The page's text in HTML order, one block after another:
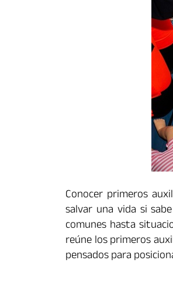
Conocer primeros
salvar una vida si
comunes hasta
reúne los primeros
pensados para